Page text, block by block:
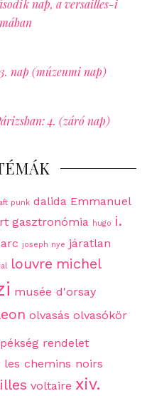
nap, a versailles-i
nap (múzeumi nap)
4. (záró nap)
punk dalida Emmanuel
gasztronómia hugo i.
joseph nye járatlan
louvre michel
musée d'orsay
olvasás olvasókör
pékség rendelet
les chemins noirs
voltaire xiv.